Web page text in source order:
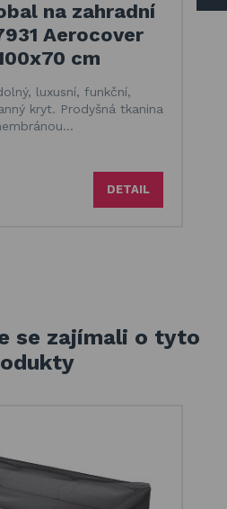
na zahradní
Aerocover
cm
luxusní, funkční,
kryt. Prodyšná tkanina
DETAIL
se zajímali o tyto